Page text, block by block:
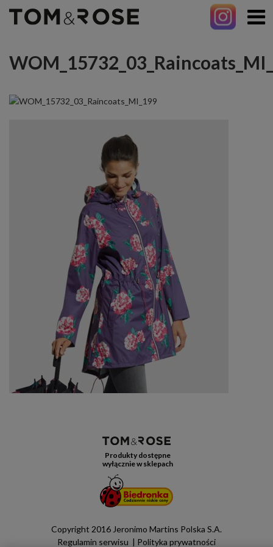
Produkty dostępne
wyłącznie w sklepach
Copyright 2016 Jeronimo Martins Polska S.A.
Regulamin serwisu
Polityka prywatności